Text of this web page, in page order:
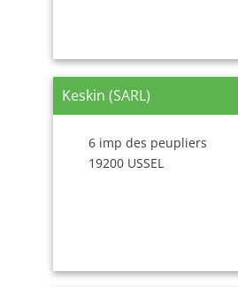
Keskin (SARL)
6 imp des peupliers
19200 USSEL